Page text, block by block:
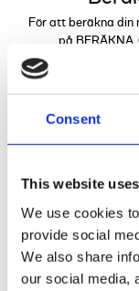
Consent
This website
We use cookies
provide social
We also share
our social media,
För att beräkna din
på
Antal månader